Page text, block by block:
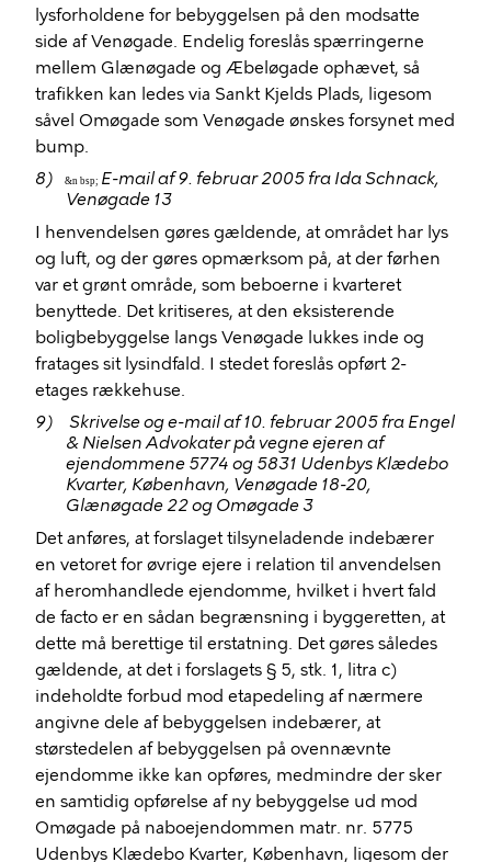
lysforholdene for bebyggelsen på den modsatte
side af Venøgade. Endelig foreslås spærringerne
mellem Glænøgade og Æbeløgade ophævet, så
trafikken kan ledes via Sankt Kjelds Plads, ligesom
såvel Omøgade som Venøgade ønskes forsynet med
bump.
8) &n bsp; E-mail af 9. februar 2005 fra Ida Schnack,
Venøgade 13
I henvendelsen gøres gældende, at området har lys
og luft, og der gøres opmærksom på, at der førhen
var et grønt område, som beboerne i kvarteret
benyttede. Det kritiseres, at den eksisterende
boligbebyggelse langs Venøgade lukkes inde og
fratages sit lysindfald. I stedet foreslås opført 2-
etages rækkehuse.
9)
Skrivelse og e-mail af 10. februar 2005 fra Engel
& Nielsen Advokater på vegne ejeren af
ejendommene 5774 og 5831 Udenbys Klædebo
Kvarter, København, Venøgade 18-20,
Glænøgade 22 og Omøgade 3
Det anføres, at forslaget tilsyneladende indebærer
en vetoret for øvrige ejere i relation til anvendelsen
af heromhandlede ejendomme, hvilket i hvert fald
de facto er en sådan begrænsning i byggeretten, at
dette må berettige til erstatning. Det gøres således
gældende, at det i forslagets § 5, stk. 1, litra c)
indeholdte forbud mod etapedeling af nærmere
angivne dele af bebyggelsen indebærer, at
størstedelen af bebyggelsen på ovennævnte
ejendomme ikke kan opføres, medmindre der sker
en samtidig opførelse af ny bebyggelse ud mod
Omøgade på naboejendommen matr. nr. 5775
Udenbys Klædebo Kvarter, København, ligesom der